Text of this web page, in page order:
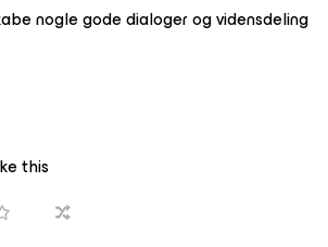
nogle gode dialoger og vidensdeling
this